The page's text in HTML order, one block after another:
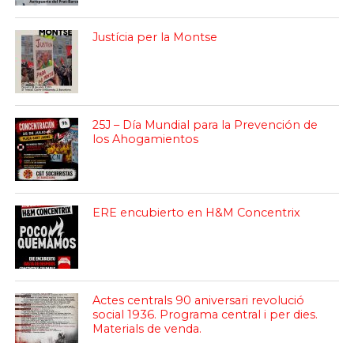
Justícia per la Montse
25J – Día Mundial para la Prevención de
los Ahogamientos
ERE encubierto en H&M Concentrix
Actes centrals 90 aniversari revolució
social 1936. Programa central i per dies.
Materials de venda.